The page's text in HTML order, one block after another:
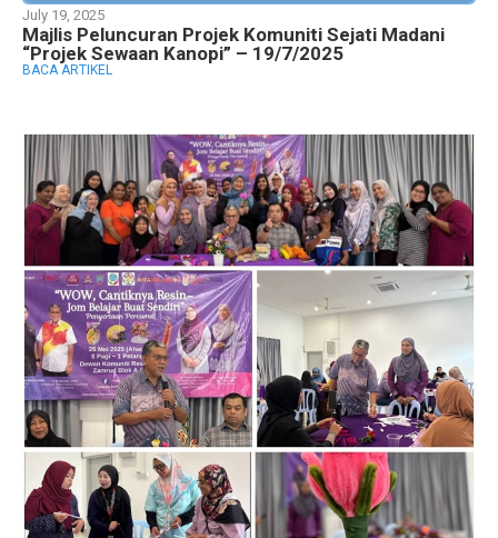
July 19, 2025
Majlis Peluncuran Projek Komuniti Sejati Madani
“Projek Sewaan Kanopi” – 19/7/2025
BACA ARTIKEL